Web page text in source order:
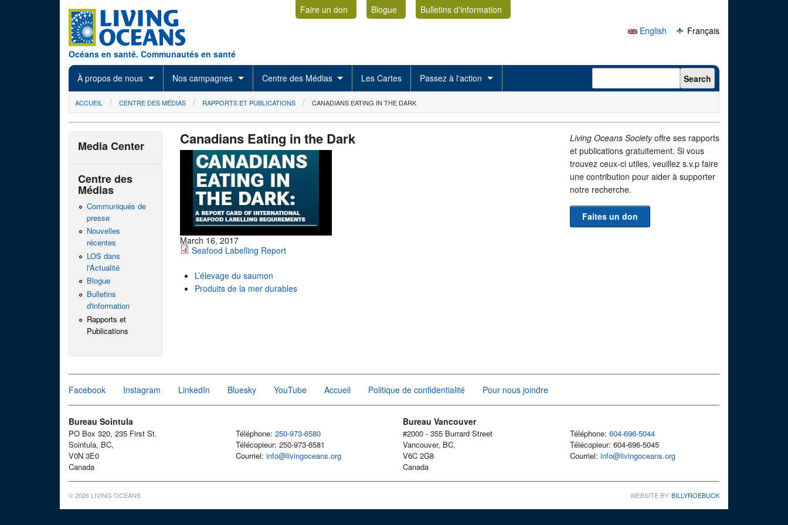
Océans en santé. Communautés en santé
Faire un don Blogue
Bulletins d'information
English
Français
À propos de nous Nos campagnes Centre des Médias Les Cartes Passez à l'action Search form Search
You are here
ACCUEIL CENTRE DES MÉDIAS RAPPORTS ET PUBLICATIONS CANADIANS EATING IN THE DARK
Canadians Eating in the Dark
March 16, 2017
Seafood Labelling Report
L’élevage du saumon
Produits de la mer durables
Media Center
Centre des
Médias
Communiqués de
presse
Nouvelles
récentes
LOS dans
l'Actualité
Blogue
Bulletins
d'information
Rapports et
Publications
Living Oceans Societyoffre ses rapports
et publications gratuitement. Si vous
trouvez ceux-ci utiles, veuillez s.v.p faire
une contribution pour aider à supporter
notre recherche.
Faites un don
Facebook Instagram LinkedIn Bluesky YouTube Accueil Politique de confidentialité Pour nous joindre
Bureau Sointula
PO Box 320, 235 First St.
Sointula, BC,
V0N 3E0
Canada
Téléphone: 250-973-6580
Télécopieur: 250-973-6581
Courriel: info@livingoceans.org
Bureau Vancouver
#2000 - 355 Burrard Street
Vancouver, BC,
V6C 2G8
Canada
Téléphone: 604-696-5044
Télécopieur: 604-696-5045
Courriel: info@livingoceans.org
© 2026 LIVING OCEANS WEBSITE BY: BILLYROEBUCK